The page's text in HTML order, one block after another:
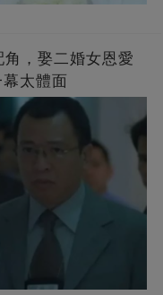
，娶二婚女恩愛
太體面